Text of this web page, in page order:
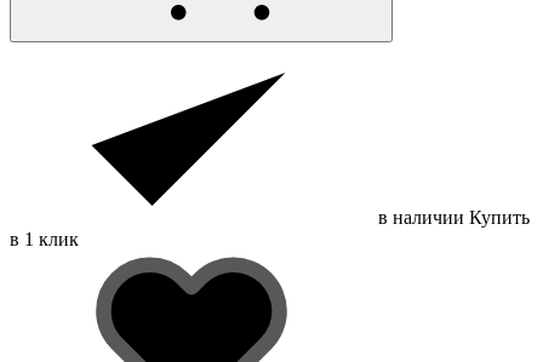
в наличии Купить
в 1 клик